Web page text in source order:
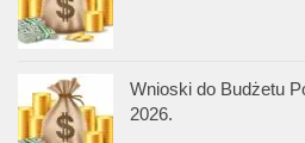
Wnioski do Budżetu
2026.